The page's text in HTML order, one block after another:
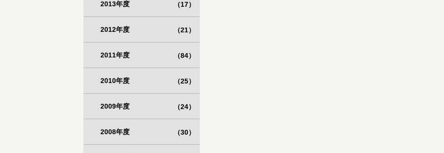
2013年度 （17）
2012年度 （21）
2011年度 （84）
2010年度 （25）
2009年度 （24）
2008年度 （30）